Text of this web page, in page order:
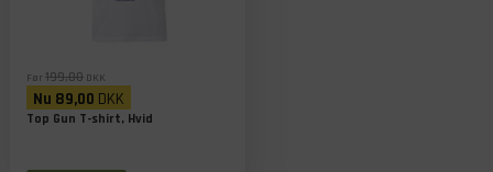
Før 199,00 DKK
Nu 89,00 DKK
Top Gun T-shirt, Hvid